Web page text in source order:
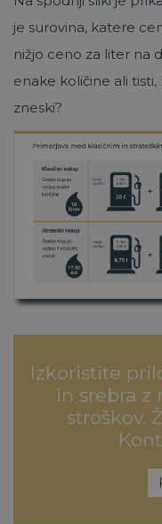
je surovina, katere
nižjo ceno za liter na
enake količine ali
zneski?
Izkoristite
in srebra
stroškov.